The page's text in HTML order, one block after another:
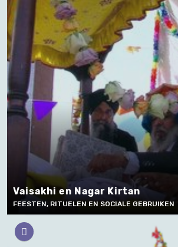
Vaisakhi en Nagar Kirtan
FEESTEN, RITUELEN EN SOCIALE GEBRUIKEN